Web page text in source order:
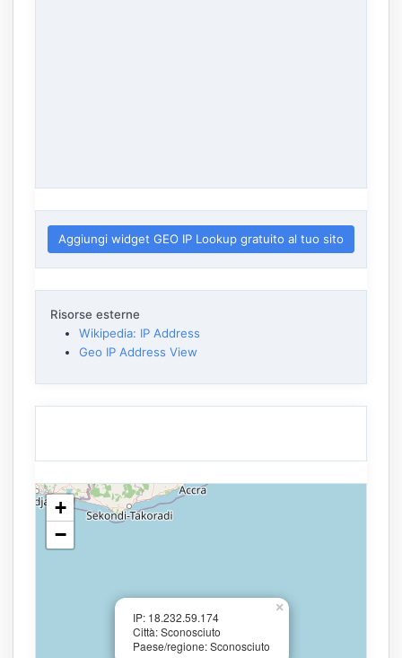
Aggiungi widget GEO IP Lookup gratuito al tuo sito
Risorse esterne
Wikipedia: IP Address
Geo IP Address View
IP: 18.232.59.174
Città: Sconosciuto
Paese/regione: Sconosciuto
×
+
−